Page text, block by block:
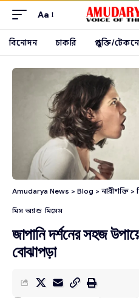
Aa
বিনোদন চাকরি প্রযুক্তি/
Amudarya News > Blog > নারীশক্তি >
মিস অ্যান্ড মিসেস
জাপানি দর্শনের সহজ
বোঝাপড়া